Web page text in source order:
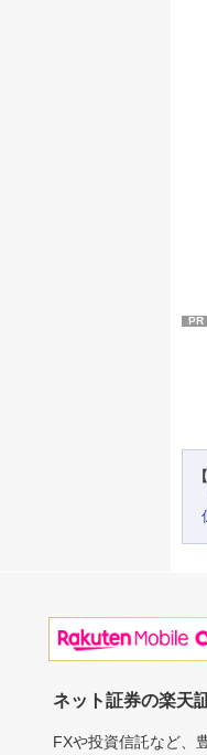
PR
ネット証券の楽天
FXや投資信託など、